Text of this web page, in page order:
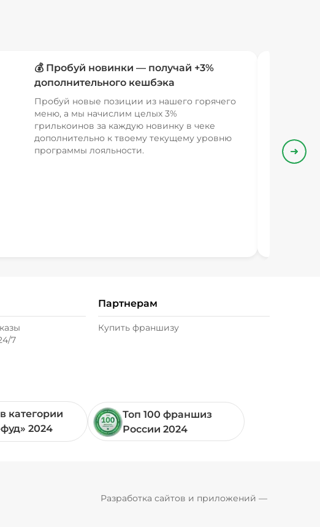
💰 Пробуй новинки — получай +3%
дополнительного кешбэка
Пробуй новые позиции из нашего горячего
меню, а мы начислим целых 3%
грилькоинов за каждую новинку в чеке
дополнительно к твоему текущему уровню
программы лояльности.
7
Партнерам
Купить франшизу
категории
2024
Топ 100 франшиз
России 2024
Разработка сайтов и приложений —